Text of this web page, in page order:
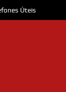
Úteis